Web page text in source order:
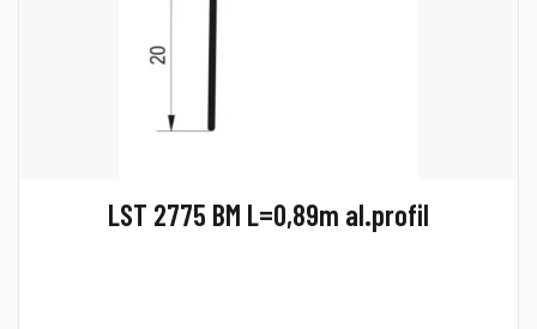
LST 2775 BM L=0,89m al.profil